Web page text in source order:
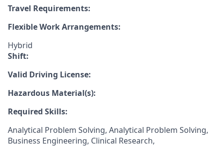
Travel Requirements:
Flexible Work Arrangements:
Hybrid
Shift:
Valid Driving License:
Hazardous Material(s):
Required Skills:
Analytical Problem Solving, Analytical Problem Solving,
Business Engineering, Clinical Research,